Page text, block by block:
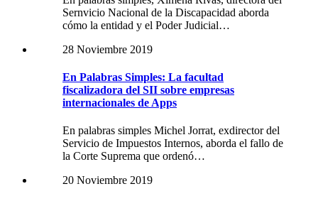
Sernvicio Nacional de la Discapacidad aborda
cómo la entidad y el Poder Judicial…
28 Noviembre 2019
En Palabras Simples: La facultad
fiscalizadora del SII sobre empresas
internacionales de Apps
En palabras simples Michel Jorrat, exdirector del
Servicio de Impuestos Internos, aborda el fallo de
la Corte Suprema que ordenó…
20 Noviembre 2019